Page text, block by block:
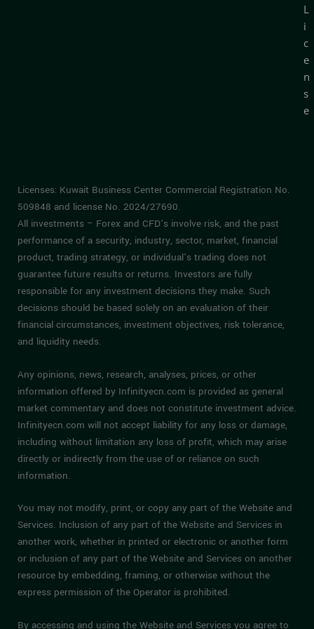
L
i
c
e
n
s
e
Licenses: Kuwait Business Center Commercial Registration No.
509848 and license No. 2024/27690.
All investments – Forex and CFD’s involve risk, and the past
performance of a security, industry, sector, market, financial
product, trading strategy, or individual’s trading does not
guarantee future results or returns. Investors are fully
responsible for any investment decisions they make. Such
decisions should be based solely on an evaluation of their
financial circumstances, investment objectives, risk tolerance,
and liquidity needs.
Any opinions, news, research, analyses, prices, or other
information offered by Infinityecn.com is provided as general
market commentary and does not constitute investment advice.
Infinityecn.com will not accept liability for any loss or damage,
including without limitation any loss of profit, which may arise
directly or indirectly from the use of or reliance on such
information.
You may not modify, print, or copy any part of the Website and
Services. Inclusion of any part of the Website and Services in
another work, whether in printed or electronic or another form
or inclusion of any part of the Website and Services on another
resource by embedding, framing, or otherwise without the
express permission of the Operator is prohibited.
By accessing and using the Website and Services you agree to